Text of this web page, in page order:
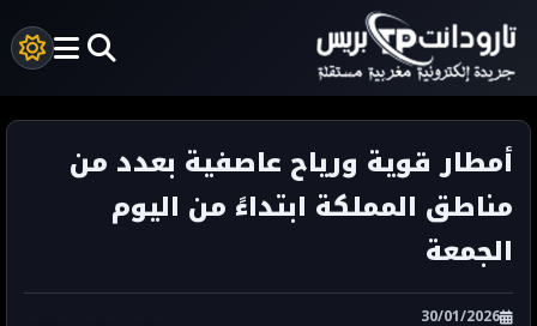
أمطار قوية ورياح عاصفية بعدد من
مناطق المملكة ابتداءً من اليوم
الجمعة
30/01/2026